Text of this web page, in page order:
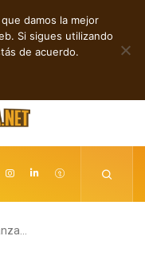
Death
damos la mejor
Si sigues utilizando
de acuerdo.